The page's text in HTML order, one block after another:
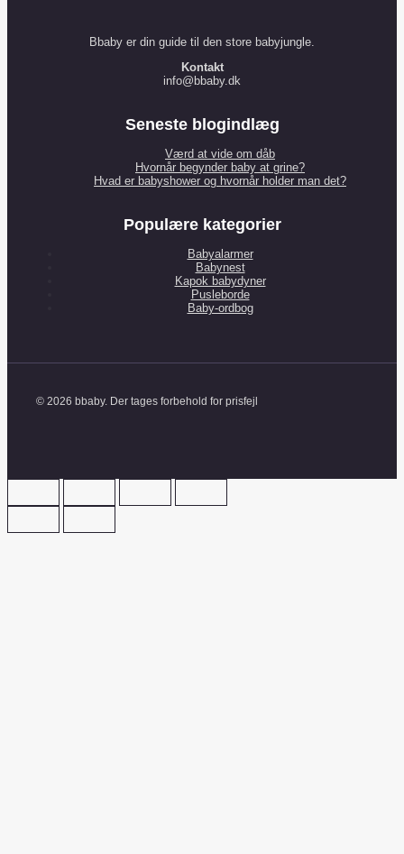
Bbaby er din guide til den store babyjungle.
Kontakt
info@bbaby.dk
Seneste blogindlæg
Værd at vide om dåb
Hvornår begynder baby at grine?
Hvad er babyshower og hvornår holder man det?
Populære kategorier
Babyalarmer
Babynest
Kapok babydyner
Pusleborde
Baby-ordbog
© 2026 bbaby. Der tages forbehold for prisfejl